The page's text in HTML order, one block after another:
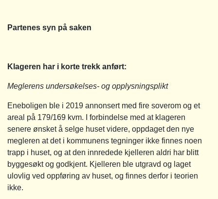
Partenes syn på saken
Klageren har i korte trekk anført:
Meglerens undersøkelses- og opplysningsplikt
Eneboligen ble i 2019 annonsert med fire soverom og et
areal på 179/169 kvm. I forbindelse med at klageren
senere ønsket å selge huset videre, oppdaget den nye
megleren at det i kommunens tegninger ikke finnes noen
trapp i huset, og at den innredede kjelleren aldri har blitt
byggesøkt og godkjent. Kjelleren ble utgravd og laget
ulovlig ved oppføring av huset, og finnes derfor i teorien
ikke.